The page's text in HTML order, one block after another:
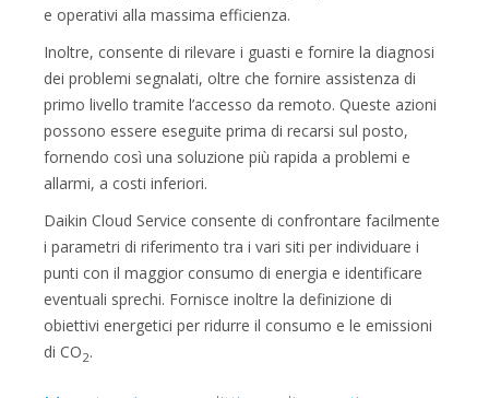
e operativi alla massima efficienza.
Inoltre, consente di rilevare i guasti e fornire la diagnosi
dei problemi segnalati, oltre che fornire assistenza di
primo livello tramite l’accesso da remoto. Queste azioni
possono essere eseguite prima di recarsi sul posto,
fornendo così una soluzione più rapida a problemi e
allarmi, a costi inferiori.
Daikin Cloud Service consente di confrontare facilmente
i parametri di riferimento tra i vari siti per individuare i
punti con il maggior consumo di energia e identificare
eventuali sprechi. Fornisce inoltre la definizione di
obiettivi energetici per ridurre il consumo e le emissioni
di CO2.